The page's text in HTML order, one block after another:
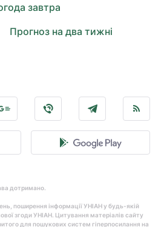
завтра
Прогноз на два тижні
дотримано.
поширення інформації УНІАН у будь-якій
згоди УНІАН. Цитування матеріалів сайту
для пошукових систем гіперпосилання на